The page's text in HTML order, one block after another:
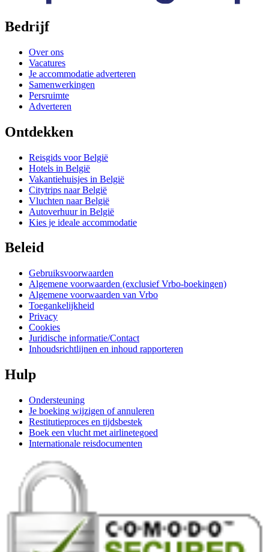
Bedrijf
Over ons
Vacatures
Je accommodatie adverteren
Samenwerkingen
Persruimte
Adverteren
Ontdekken
Reisgids voor België
Hotels in België
Vakantiehuisjes in België
Citytrips naar België
Vluchten naar België
Autoverhuur in België
Kies je ideale accommodatie
Beleid
Gebruiksvoorwaarden
Algemene voorwaarden (exclusief Vrbo-boekingen)
Algemene voorwaarden van Vrbo
Toegankelijkheid
Privacy
Cookies
Juridische informatie/Contact
Inhoudsrichtlijnen en inhoud rapporteren
Hulp
Ondersteuning
Je boeking wijzigen of annuleren
Restitutieproces en tijdsbestek
Boek een vlucht met airlinetegoed
Internationale reisdocumenten